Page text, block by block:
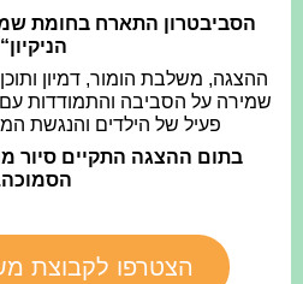
הסביבטרון התארח בחומת
הניקיון“
ההצגה, משלבת הומור, דמיון
שמירה על הסביבה והתמודדות עם
פעיל של הילדים והנגשת
בתום ההצגה התקיים סיור
הצטרפו לקבוצת